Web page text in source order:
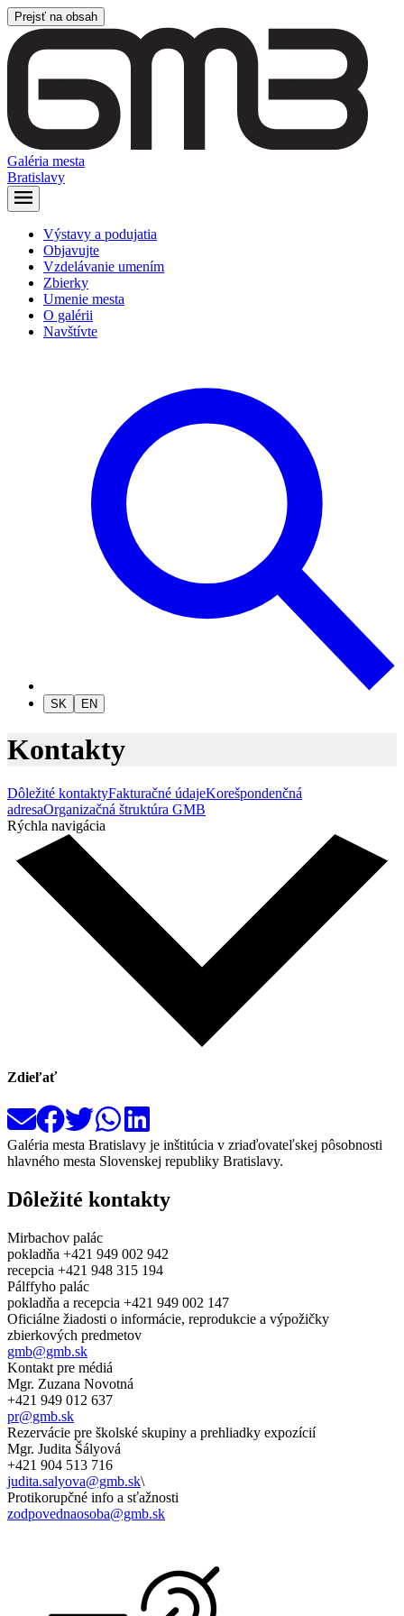
Prejsť na obsah
Galéria mesta
Bratislavy
Výstavy a podujatia
Objavujte
Vzdelávanie umením
Zbierky
Umenie mesta
O galérii
Navštívte
SK EN
Kontakty
Dôležité kontaktyFakturačné údajeKorešpondenčná
adresaOrganizačná štruktúra GMB
Rýchla navigácia
Zdieľať
Galéria mesta Bratislavy je inštitúcia v zriaďovateľskej pôsobnosti
hlavného mesta Slovenskej republiky Bratislavy.
Dôležité kontakty
Mirbachov palác
pokladňa +421 949 002 942
recepcia +421 948 315 194
Pálffyho palác
pokladňa a recepcia +421 949 002 147
Oficiálne žiadosti o informácie, reprodukcie a výpožičky
zbierkových predmetov
gmb@gmb.sk
Kontakt pre médiá
Mgr. Zuzana Novotná
+421 949 012 637
pr@gmb.sk
Rezervácie pre školské skupiny a prehliadky expozícií
Mgr. Judita Šályová
+421 904 513 716
judita.salyova@gmb.sk\
Protikorupčné info a sťažnosti
zodpovednaosoba@gmb.sk